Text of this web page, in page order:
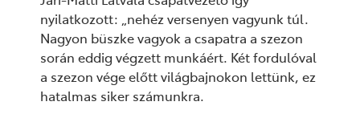
nyilatkozott: „nehéz versenyen vagyunk túl.
Nagyon büszke vagyok a csapatra a szezon
során eddig végzett munkáért. Két fordulóval
a szezon vége előtt világbajnokon lettünk, ez
hatalmas siker számunkra.